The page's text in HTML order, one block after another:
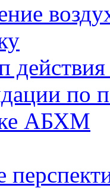
по
АБХМ